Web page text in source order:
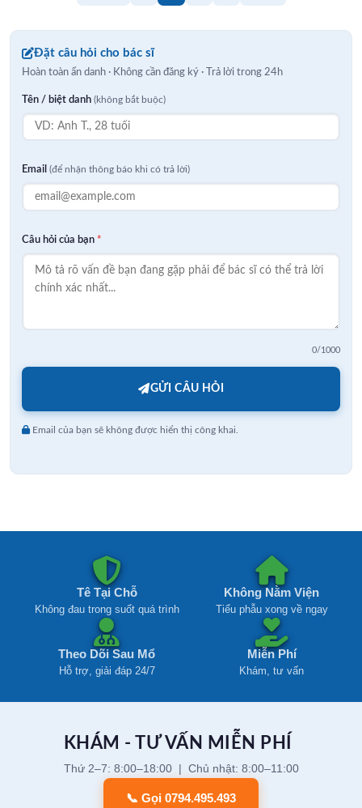
trang
bài
Đặt câu hỏi cho bác sĩ
Hoàn toàn ẩn danh · Không cần đăng ký · Trả lời trong 24h
Tên / biệt danh (không bắt buộc)
Email (để nhận thông báo khi có trả lời)
Câu hỏi của bạn *
0/1000
GỬI CÂU HỎI
Email của bạn sẽ không được hiển thị công khai.
Tê Tại Chỗ
Không đau trong suốt quá trình
Không Nằm Viện
Tiểu phẫu xong về ngay
Theo Dõi Sau Mổ
Hỗ trợ, giải đáp 24/7
Miễn Phí
Khám, tư vấn
KHÁM - TƯ VẤN MIỄN PHÍ
Thứ 2–7: 8:00–18:00 | Chủ nhật: 8:00–11:00
📞 Gọi 0794.495.493